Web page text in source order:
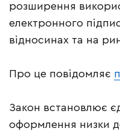
розширення
електронного
відносинах та на
Про це повідомляє
Закон встановлює
оформлення низки